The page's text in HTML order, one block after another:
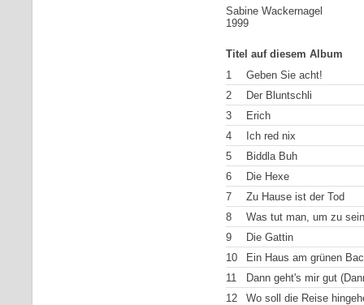
Sabine Wackernagel
1999
Titel auf diesem Album
1
Geben Sie acht!
2
Der Bluntschli
3
Erich
4
Ich red nix
5
Biddla Buh
6
Die Hexe
7
Zu Hause ist der Tod
8
Was tut man, um zu sein
9
Die Gattin
10
Ein Haus am grünen
11
Dann geht's mir gut
12
Wo soll die Reise